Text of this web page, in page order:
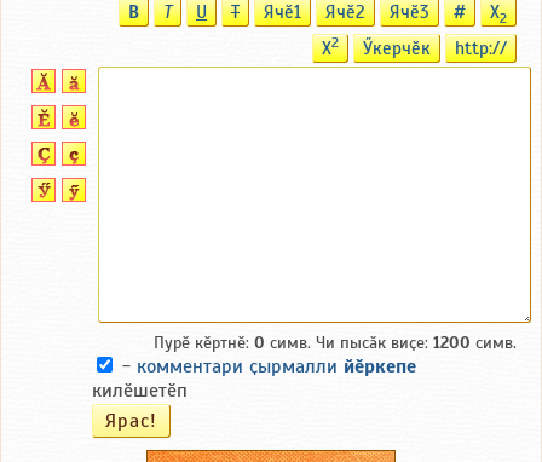
B T U T Ячӗ1 Ячӗ2 Ячӗ3 # X2
X2 Ӳкерчӗк http://
Пурӗ кӗртнӗ: 0 симв. Чи пысӑк виҫе: 1200 симв.
- комментари ҫырмалли йӗркепе
килӗшетӗп